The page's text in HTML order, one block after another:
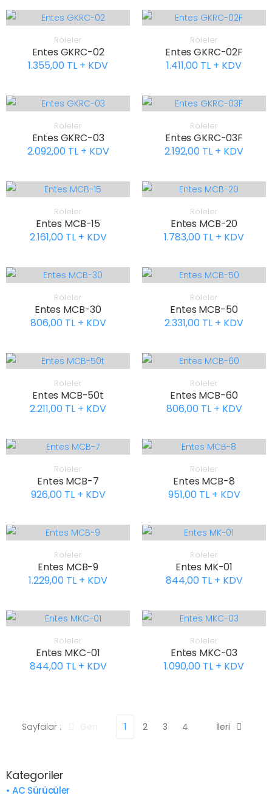
Röleler
Entes GKRC-02
1.355,00 TL + KDV
Röleler
Entes GKRC-02F
1.411,00 TL + KDV
Röleler
Entes GKRC-03
2.092,00 TL + KDV
Röleler
Entes GKRC-03F
2.192,00 TL + KDV
Röleler
Entes MCB-15
2.161,00 TL + KDV
Röleler
Entes MCB-20
1.783,00 TL + KDV
Röleler
Entes MCB-30
806,00 TL + KDV
Röleler
Entes MCB-50
2.331,00 TL + KDV
Röleler
Entes MCB-50t
2.211,00 TL + KDV
Röleler
Entes MCB-60
806,00 TL + KDV
Röleler
Entes MCB-7
926,00 TL + KDV
Röleler
Entes MCB-8
951,00 TL + KDV
Röleler
Entes MCB-9
1.229,00 TL + KDV
Röleler
Entes MK-01
844,00 TL + KDV
Röleler
Entes MKC-01
844,00 TL + KDV
Röleler
Entes MKC-03
1.090,00 TL + KDV
Sayfalar : 1 2 3 4 İleri
Kategoriler
• AC Sürücüler